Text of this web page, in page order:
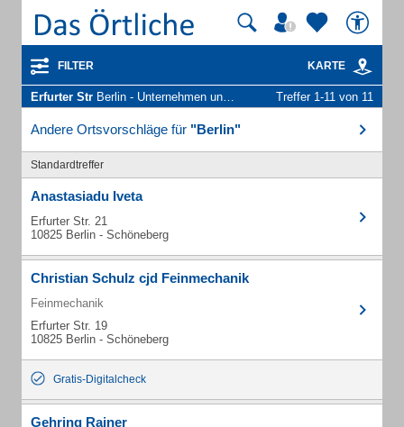
FILTER KARTE
Erfurter Str Berlin - Unternehmen und Personen Treffer 1-11 von 11
Andere Ortsvorschläge für "Berlin"
Standardtreffer
Anastasiadu Iveta
Erfurter Str. 21
10825 Berlin - Schöneberg
Christian Schulz cjd Feinmechanik
Feinmechanik
Erfurter Str. 19
10825 Berlin - Schöneberg
Gratis-Digitalcheck
Gehring Rainer